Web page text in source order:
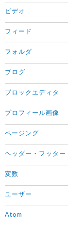
ビデオ
フィード
フォルダ
ブログ
ブロックエディタ
プロフィール画像
ページング
ヘッダー・フッター
変数
ユーザー
Atom